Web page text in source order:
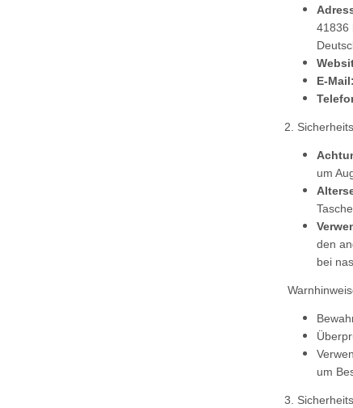
41836
E-Mail:
2.
um
den
bei
um
3.